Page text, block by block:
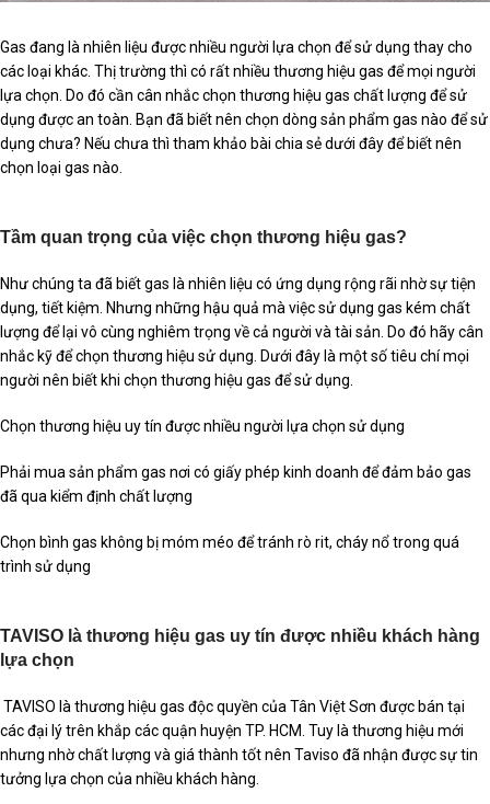
Gas đang là nhiên liệu được nhiều người lựa chọn để sử dụng thay cho
các loại khác. Thị trường thì có rất nhiều thương hiệu gas để mọi người
lựa chọn. Do đó cần cân nhắc chọn thương hiệu gas chất lượng để sử
dụng được an toàn. Bạn đã biết nên chọn dòng sản phẩm gas nào để sử
dụng chưa? Nếu chưa thì tham khảo bài chia sẻ dưới đây để biết nên
chọn loại gas nào.
Tầm quan trọng của việc chọn thương hiệu gas?
Như chúng ta đã biết gas là nhiên liệu có ứng dụng rộng rãi nhờ sự tiện
dụng, tiết kiệm. Nhưng những hậu quả mà việc sử dụng gas kém chất
lượng để lại vô cùng nghiêm trọng về cả người và tài sản. Do đó hãy cân
nhắc kỹ để chọn thương hiệu sử dụng. Dưới đây là một số tiêu chí mọi
người nên biết khi chọn thương hiệu gas để sử dụng.
Chọn thương hiệu uy tín được nhiều người lựa chọn sử dụng
Phải mua sản phẩm gas nơi có giấy phép kinh doanh để đảm bảo gas
đã qua kiểm định chất lượng
Chọn bình gas không bị móm méo để tránh rò rit, cháy nổ trong quá
trình sử dụng
TAVISO là thương hiệu gas uy tín được nhiều khách hàng
lựa chọn
TAVISO là thương hiệu gas độc quyền của Tân Việt Sơn được bán tại
các đại lý trên khắp các quận huyện TP. HCM. Tuy là thương hiệu mới
nhưng nhờ chất lượng và giá thành tốt nên Taviso đã nhận được sự tin
tưởng lựa chọn của nhiều khách hàng.